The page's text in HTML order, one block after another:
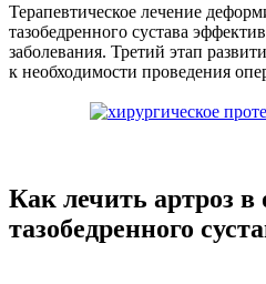
Терапевтическое лечение
тазобедренного сустава
заболевания. Третий этап
к необходимости проведения
Как лечить артроз в
тазобедренного